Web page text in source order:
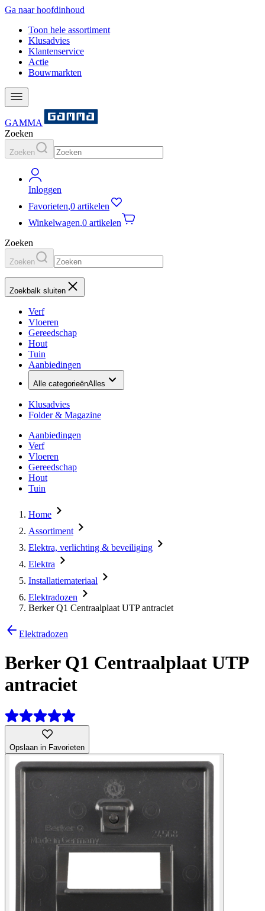
Ga naar hoofdinhoud
Toon hele assortiment
Klusadvies
Klantenservice
Actie
Bouwmarkten
GAMMA
Zoeken
Zoeken
Inloggen
Favorieten,0 artikelen
Winkelwagen,0 artikelen
Zoeken
Zoeken
Zoekbalk sluiten
Verf
Vloeren
Gereedschap
Hout
Tuin
Aanbiedingen
Alle categorieënAlles
Klusadvies
Folder & Magazine
Aanbiedingen
Verf
Vloeren
Gereedschap
Hout
Tuin
Home
Assortiment
Elektra, verlichting & beveiliging
Elektra
Installatiemateriaal
Elektradozen
Berker Q1 Centraalplaat UTP antraciet
Elektradozen
Berker Q1 Centraalplaat UTP
antraciet
Opslaan in Favorieten